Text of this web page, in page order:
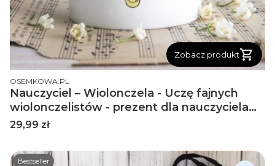
Zobacz produkt
PRODUCENT
OSEMKOWA.PL
Nauczyciel – Wiolonczela - Uczę fajnych
wiolonczelistów - prezent dla nauczyciela
wiolonczeli - Kubek ceramiczny
Cena
29,99 zł
Bestseller